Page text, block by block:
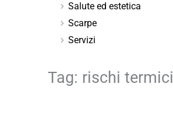
Salute ed estetica
Scarpe
Servizi
Tag: rischi termici